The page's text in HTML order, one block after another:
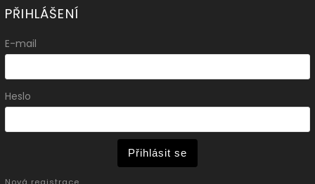
PŘIHLÁŠENÍ
E-mail
Heslo
Přihlásit se